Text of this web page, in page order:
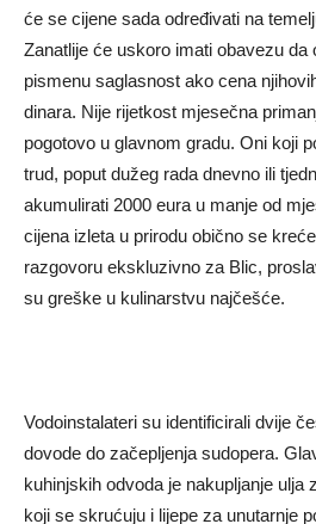
će se cijene sada određivati ​​na
Zanatlije će uskoro imati obavezu da
pismenu saglasnost ako cena
dinara. Nije rijetkost mjesečna
pogotovo u glavnom gradu. Oni koji
trud, poput dužeg rada dnevno ili
akumulirati 2000 eura u manje od
cijena izleta u prirodu obično se
razgovoru ekskluzivno za Blic,
su greške u kulinarstvu najčešće.
Vodoinstalateri su identificirali dvije
dovode do začepljenja sudopera.
kuhinjskih odvoda je nakupljanje ulja
koji se skrućuju i lijepe za unutarnje